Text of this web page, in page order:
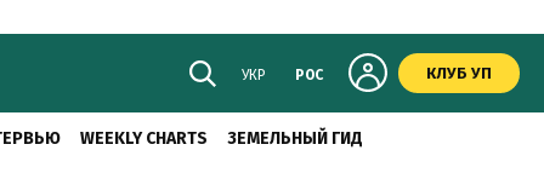
УКР РОС КЛУБ УП
WEEKLY CHARTS ЗЕМЕЛЬНЫЙ ГИД